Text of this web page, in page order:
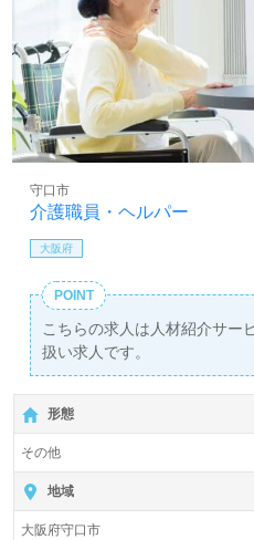
介護職員・ヘルパー
守口市
大阪府
POINT
こちらの求人は人材紹介サー
扱い求人です。
詳細に関してお気軽にご相談
【無料】で皆さんの転職活動
形態
その他
地域
大阪府守口市